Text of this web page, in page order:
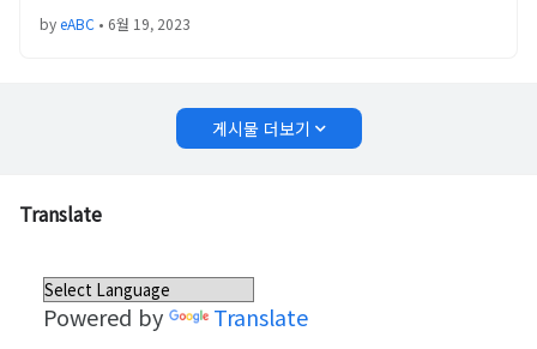
byeABC • 6월 19, 2023
게시물 더보기
Translate
Powered by Translate